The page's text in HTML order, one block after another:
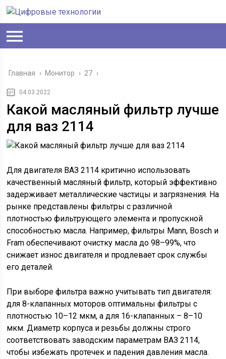
Главная › Монитор › 27 ›
04.03.2022
Какой масляный фильтр лучше
для ваз 2114
Для двигателя ВАЗ 2114 критично использовать
качественный масляный фильтр, который эффективно
задерживает металлические частицы и загрязнения. На
рынке представлены фильтры с различной
плотностью фильтрующего элемента и пропускной
способностью масла. Например, фильтры Mann, Bosch и
Fram обеспечивают очистку масла до 98–99%, что
снижает износ двигателя и продлевает срок службы
его деталей.
При выборе фильтра важно учитывать тип двигателя:
для 8-клапанных моторов оптимальны фильтры с
плотностью 10–12 мкм, а для 16-клапанных – 8–10
мкм. Диаметр корпуса и резьбы должны строго
соответствовать заводским параметрам ВАЗ 2114,
чтобы избежать протечек и падения давления масла.